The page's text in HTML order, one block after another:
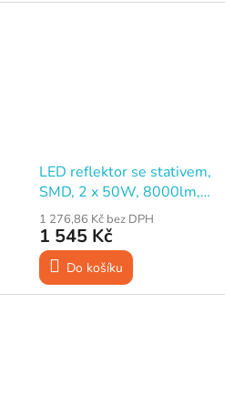
LED reflektor se stativem,
SMD, 2 x 50W, 8000lm,
230V, STREND PRO
1 276,86 Kč bez DPH
1 545 Kč
Do košíku